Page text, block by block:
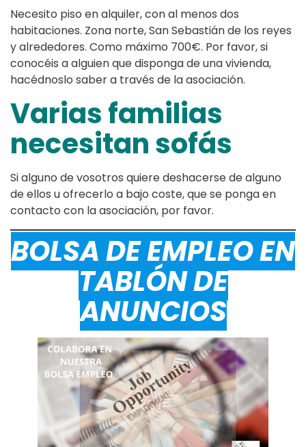
Necesito piso en alquiler, con al menos dos
habitaciones. Zona norte, San Sebastián de los reyes
y alrededores. Como máximo 700€. Por favor, si
conocéis a alguien que disponga de una vivienda,
hacédnoslo saber a través de la asociación.
Varias familias
necesitan sofás
Si alguno de vosotros quiere deshacerse de alguno
de ellos u ofrecerlo a bajo coste, que se ponga en
contacto con la asociación, por favor.
BOLSA DE EMPLEO EN
TABLÓN DE
ANUNCIOS